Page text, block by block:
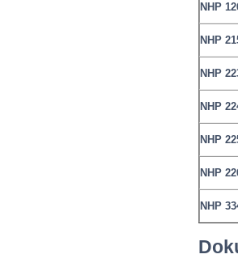
NHP
NHP
NHP
NHP
NHP
NHP
NHP